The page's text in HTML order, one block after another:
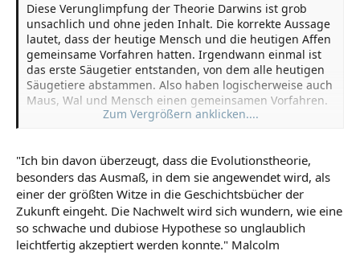
Diese Verunglimpfung der Theorie Darwins ist grob
unsachlich und ohne jeden Inhalt. Die korrekte Aussage
lautet, dass der heutige Mensch und die heutigen Affen
gemeinsame Vorfahren hatten. Irgendwann einmal ist
das erste Säugetier entstanden, von dem alle heutigen
Säugetiere abstammen. Also haben logischerweise auch
Maus, Wal und Mensch einen gemeinsamen Vorfahren.
dennoch ab, dann ist man zwangsläufig bei einer
Theorie der Unveränderlichkeit der Arten. Und damit
kommt man in größere logische Probleme, die sich
eigentlich nur durch Glauben, also Verzicht auf
Folgerichtigkeit und Nachweis nicht klären, sondern
lediglich umgehen lassen. Aber das faktenresistente
Zum Vergrößern anklicken....
"Ich bin davon überzeugt, dass die Evolutionstheorie,
besonders das Ausmaß, in dem sie angewendet wird, als
einer der größten Witze in die Geschichtsbücher der
Zukunft eingeht. Die Nachwelt wird sich wundern, wie eine
so schwache und dubiose Hypothese so unglaublich
leichtfertig akzeptiert werden konnte." Malcolm